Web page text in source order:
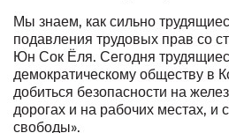
Мы знаем, как сильно
подавления трудовых прав со
Юн Сок Ёля. Сегодня
демократическому обществу в
добиться безопасности на
дорогах и на рабочих местах, и
свободы».